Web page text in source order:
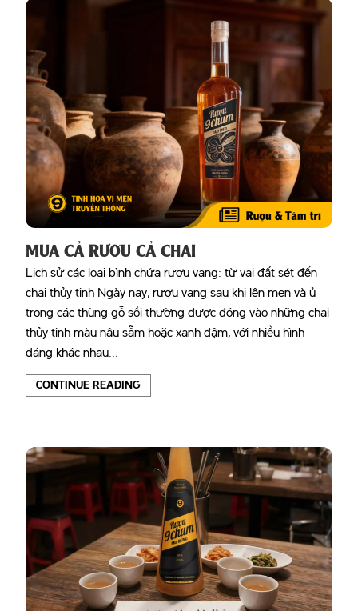
MUA CẢ RƯỢU CẢ CHAI
Lịch sử các loại bình chứa rượu vang: từ vại đất sét đến
chai thủy tinh Ngày nay, rượu vang sau khi lên men và ủ
trong các thùng gỗ sồi thường được đóng vào những chai
thủy tinh màu nâu sẫm hoặc xanh đậm, với nhiều hình
dáng khác nhau...
CONTINUE READING